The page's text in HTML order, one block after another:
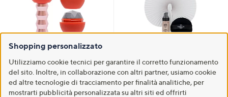
MeWe Blush Magic Wand
Cheek&Lip (7,5g) + refill (7,5g)
€ 36,00
N°1 Perfetto Trio Makeup-fixer
(30 ml) + piumino + ventaglio
€ 21,00
Shopping personalizzato
Utilizziamo cookie tecnici per garantire il corretto funzionamento
del sito. Inoltre, in collaborazione con altri partner, usiamo cookie
ed altre tecnologie di tracciamento per finalità analitiche, per
mostrarti pubblicità personalizzata su altri siti ed offrirti